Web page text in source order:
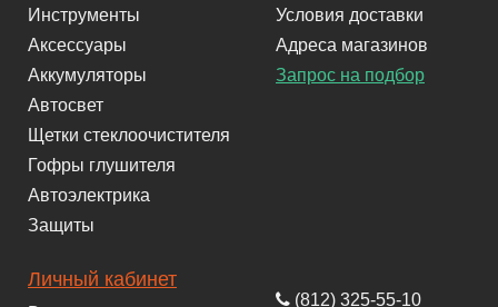
Инструменты
Аксессуары
Аккумуляторы
Автосвет
Щетки стеклоочистителя
Гофры глушителя
Автоэлектрика
Защиты
Условия доставки
Адреса магазинов
Запрос на подбор
Личный кабинет
(812) 325-55-10